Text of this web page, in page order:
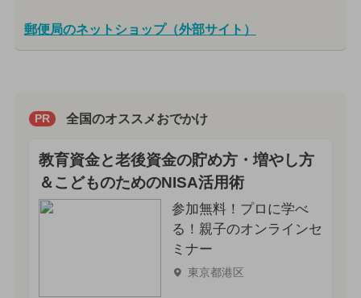
郵便局のネットショップ（外部サイト）
PR 全国のオススメおでかけ
教育資金と老後資金の貯め方・増やし方
＆こどものためのNISA活用術
参加無料！プロに学べ
る！親子のオンラインセ
ミナー
東京都港区